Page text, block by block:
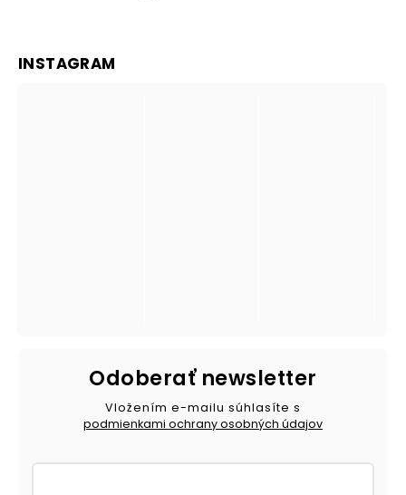
INSTAGRAM
Odoberať newsletter
Vložením e-mailu súhlasíte s
podmienkami ochrany osobných údajov